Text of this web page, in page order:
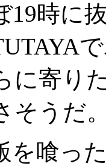
19時に
に寄り
そうだ
を喰っ